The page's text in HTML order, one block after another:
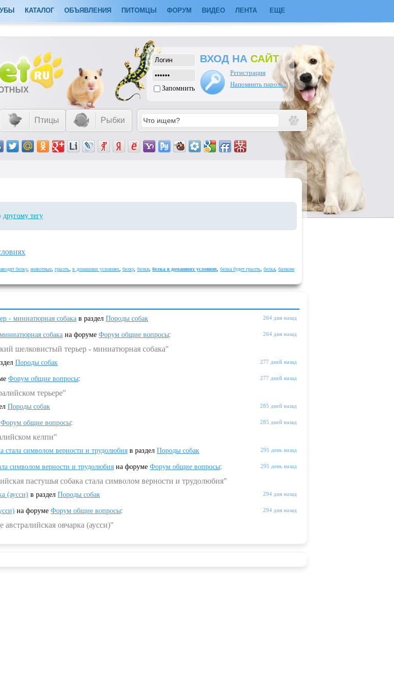
КАТАЛОГ ОБЪЯВЛЕНИЯ ПИТОМЦЫ ФОРУМ ВИДЕО ЛЕНТА ЕЩЕ
Запомнить
ВХОД НА САЙТ
Регистрация
Напомнить пароль?
Птицы Рыбки
другому тегу
белку, животные грызть в домашних условиях белку, белки белка в домашних условиях белка будет грызть белка балконе
264 дня назад
- миниатюрная собака в раздел Породы собак
264 дня назад
собака на форуме Форум общие вопросы:
шелковистый терьер - миниатюрная собака"
277 дней назад
Породы собак
277 дней назад
Форум общие вопросы:
терьере"
285 дней назад
Породы собак
285 дней назад
Форум общие вопросы:
келпи"
291 день назад
стала символом верности и трудолюбия в раздел Породы собак
291 день назад
символом верности и трудолюбия на форуме Форум общие вопросы:
пастушья собака стала символом верности и трудолюбия"
294 дня назад
(аусси) в раздел Породы собак
294 дня назад
на форуме Форум общие вопросы:
овчарка (аусси)"